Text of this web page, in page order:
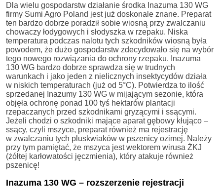
Dla wielu gospodarstw działanie środka Inazuma 130 WG
firmy Sumi Agro Poland jest już doskonale znane. Preparat
ten bardzo dobrze poradził sobie wiosną przy zwalczaniu
chowaczy łodygowych i słodyszka w rzepaku. Niska
temperatura podczas nalotu tych szkodników wiosną była
powodem, że dużo gospodarstw zdecydowało się na wybór
tego nowego rozwiązania do ochrony rzepaku. Inazuma
130 WG bardzo dobrze sprawdza się w trudnych
warunkach i jako jeden z nielicznych insektycydów działa
w niskich temperaturach (już od 5°C). Potwierdza to ilość
sprzedanej Inazumy 130 WG w mijającym sezonie, która
objęła ochronę ponad 100 tyś hektarów plantacji
rzepaczanych przed szkodnikami gryzącymi i ssącymi.
Jeżeli chodzi o szkodniki mające aparat gębowy kłująco –
ssący, czyli mszyce, preparat również ma rejestrację
w zwalczaniu tych pluskwiaków w pszenicy ozimej. Należy
przy tym pamiętać, że mszyca jest wektorem wirusa ŻKJ
(żółtej karłowatości jęczmienia), który atakuje również
pszenicę!
Inazuma 130 WG – rozszerzenie rejestracji